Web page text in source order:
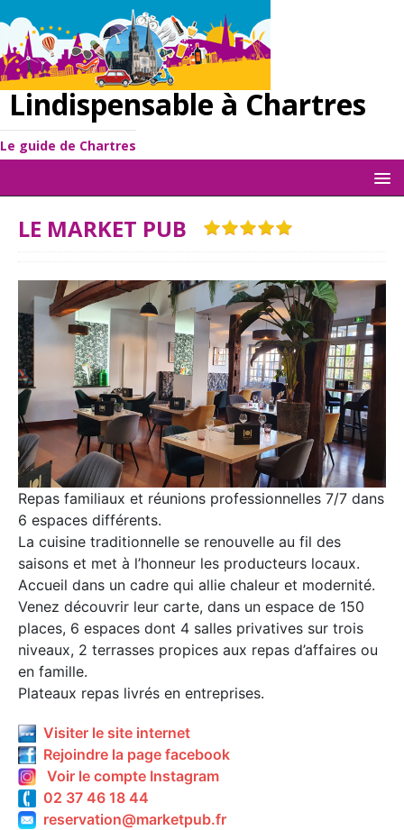
Lindispensable à Chartres
Le guide de Chartres
LE MARKET PUB
Repas familiaux et réunions professionnelles 7/7 dans
6 espaces différents.
La cuisine traditionnelle se renouvelle au fil des
saisons et met à l’honneur les producteurs locaux.
Accueil dans un cadre qui allie chaleur et modernité.
Venez découvrir leur carte, dans un espace de 150
places, 6 espaces dont 4 salles privatives sur trois
niveaux, 2 terrasses propices aux repas d’affaires ou
en famille.
Plateaux repas livrés en entreprises.
Visiter le site internet
Rejoindre la page facebook
Voir le compte Instagram
02 37 46 18 44
reservation@marketpub.fr